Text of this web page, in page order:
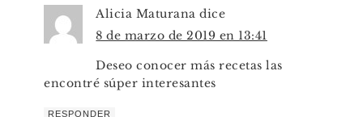
Alicia Maturana dice
8 de marzo de 2019 en 13:41
Deseo conocer más recetas las
encontré súper interesantes
RESPONDER